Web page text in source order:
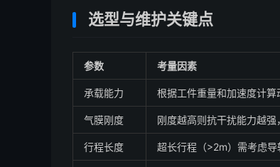
选型与维护关键点
参数 考量因素
承载能力 根据工件重量和加速度计
气膜刚度 刚度越高则抗干扰能力越
行程长度 超长行程（>2m）需考虑